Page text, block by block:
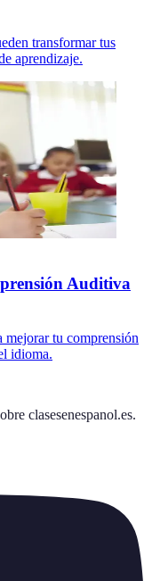
transformar tus
aprendizaje.
Auditiva
mejorar tu comprensión
idioma.
clasesenespanol.es.